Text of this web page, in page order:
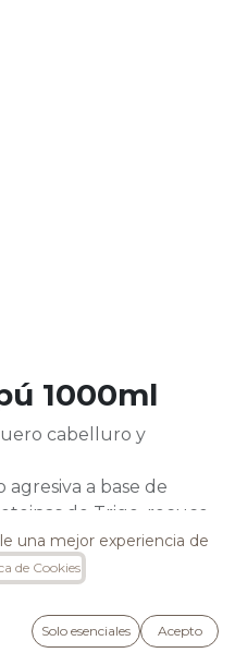
1000ml
cabelluro y
a base de
de Trigo, recuce
de los cabellos,
Purifica el cuero
equilibrante.
una mejor experiencia de
de Cookies
Solo esenciales Acepto